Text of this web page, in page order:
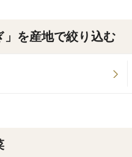
」を産地で絞り込む